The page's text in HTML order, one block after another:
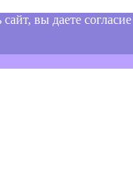
вы даете